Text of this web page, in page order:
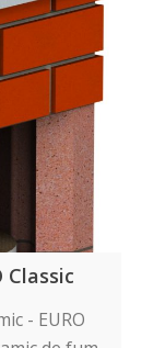
Classic
- EURO